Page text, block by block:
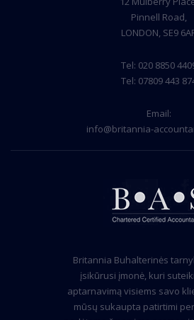
Pinnell Road,
LONDON, SE9
Tel: 020 8850
Tel: 07809 443
Email:
info@britannia-
Britannia Buhalterinės
įsikūrusi įmonė, kuri
aptarnavimą visiems savo
mūsų sukaupta patirtimi